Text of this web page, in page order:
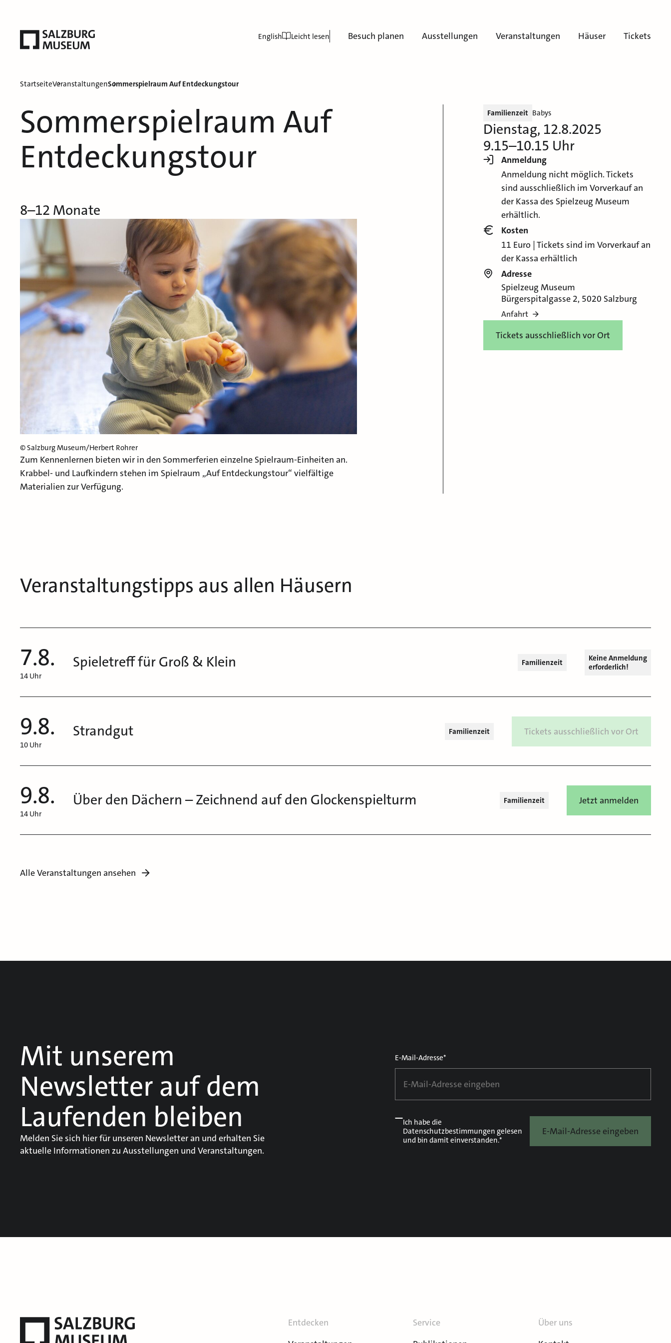
Besuch planen Ausstellungen Veranstaltungen Häuser Tickets
English Leicht lesen
StartseiteVeranstaltungenSommerspielraum Auf Entdeckungstour
Sommerspielraum Auf
Entdeckungstour
8–12 Monate
© Salzburg Museum/Herbert Rohrer
Zum Kennenlernen bieten wir in den Sommerferien einzelne Spielraum-Einheiten an.
Krabbel- und Laufkindern stehen im Spielraum „Auf Entdeckungstour“ vielfältige
Materialien zur Verfügung.
Familienzeit Babys
Dienstag, 12.8.2025
9.15–10.15 Uhr
Anmeldung
Anmeldung nicht möglich. Tickets
sind ausschließlich im Vorverkauf an
der Kassa des Spielzeug Museum
erhältlich.
Kosten
11 Euro | Tickets sind im Vorverkauf an
der Kassa erhältlich
Adresse
Spielzeug Museum
Bürgerspitalgasse 2, 5020 Salzburg
Anfahrt
Tickets ausschließlich vor Ort
Veranstaltungstipps aus allen Häusern
7.8.
14 Uhr
Spieletreff für Groß & Klein Familienzeit
Keine Anmeldung
erforderlich!
9.8.
10 Uhr
Strandgut Familienzeit Tickets ausschließlich vor Ort
9.8.
14 Uhr
Über den Dächern – Zeichnend auf den Glockenspielturm Familienzeit Jetzt anmelden
Alle Veranstaltungen ansehen
Mit unserem
Newsletter auf dem
Laufenden bleiben
Melden Sie sich hier für unseren Newsletter an und erhalten Sie
aktuelle Informationen zu Ausstellungen und Veranstaltungen.
E-Mail-Adresse*
Ich habe die
Datenschutzbestimmungen gelesen
und bin damit einverstanden.*
E-Mail-Adresse eingeben
Entdecken
Service
Über uns